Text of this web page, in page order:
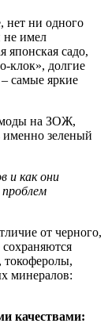
нет ни одного
не имел
японская садо,
клок», долгие
самые яркие
моды на ЗОЖ,
именно зеленый
и как они
от черного,
минералов:
качествами: